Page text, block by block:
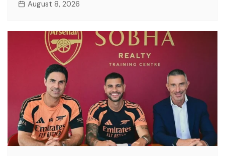
August 8, 2026